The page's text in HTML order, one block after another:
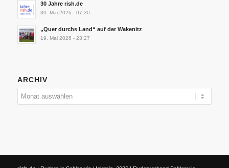
30 Jahre rish.de
30. Mai 2026 - 07:30
„Quer durchs Land“ auf der Wakenitz
19. Mai 2026 - 23:27
ARCHIV